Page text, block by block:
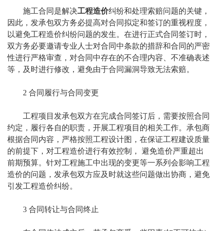
施工合同是解决工程造价纠纷和处理索赔问题的关键，
因此，发承包双方务必提高对合同拟定和签订的重视程度，
以避免工程造价纠纷问题的发生。在进行正式合同签订时，
双方务必要邀请专业人士对合同中条款的措辞和合同的严密
性进行严格审查，对合同中存在的不合理内容、不准确表述
等，及时进行修改，避免由于合同漏洞导致无法索赔。
2 合同履行与合同变更
工程项目发承包双方在完成合同签订后，需要按照合同
约定，履行各自的职责，开展工程项目的相关工作。承包商
根据合同内容，严格按照工程设计图，在保证工程建设质量
的前提下，对工程造价进行有效控制， 避免造价严重超出
前期预算。针对工程施工中出现的变更等一系列会影响工程
造价的问题，发承包双方应及时就这些问题做出协商，避免
引发工程造价纠纷。
3 合同转让与合同终止